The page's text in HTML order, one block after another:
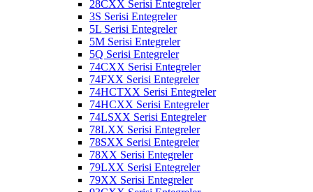
28CXX Serisi Entegreler
3S Serisi Entegreler
5L Serisi Entegreler
5M Serisi Entegreler
5Q Serisi Entegreler
74CXX Serisi Entegreler
74FXX Serisi Entegreler
74HCTXX Serisi Entegreler
74HCXX Serisi Entegreler
74LSXX Serisi Entegreler
78LXX Serisi Entegreler
78SXX Serisi Entegreler
78XX Serisi Entegreler
79LXX Serisi Entegreler
79XX Serisi Entegreler